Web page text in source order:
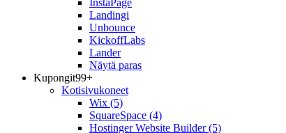
InstaPage
Landingi
Unbounce
KickoffLabs
Lander
Näytä paras
Kupongit99+
Kotisivukoneet
Wix (5)
SquareSpace (4)
Hostinger Website Builder(5)